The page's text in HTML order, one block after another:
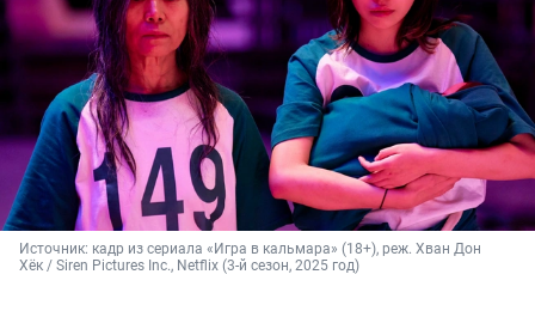
Источник: кадр из сериала «Игра в кальмара» (18+), реж. Хван Дон
Хёк / Siren Pictures Inc., Netflix (3-й сезон, 2025 год)